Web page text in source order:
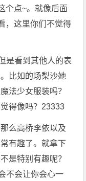
个点~。就像后面
，这里你们不觉得
是看到其他人的表
比如的场梨沙她
法少女服装吗？
得像吗？23333
么高桥李依以及
有趣了。就拿下
是特别有趣呢？
不会让你会心一